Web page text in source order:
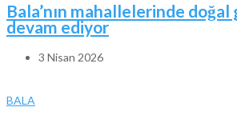
Bala’nın mahallelerinde doğal
devam ediyor
3 Nisan 2026
BALA